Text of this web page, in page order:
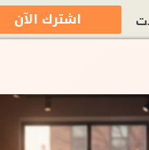
اشترك الآن